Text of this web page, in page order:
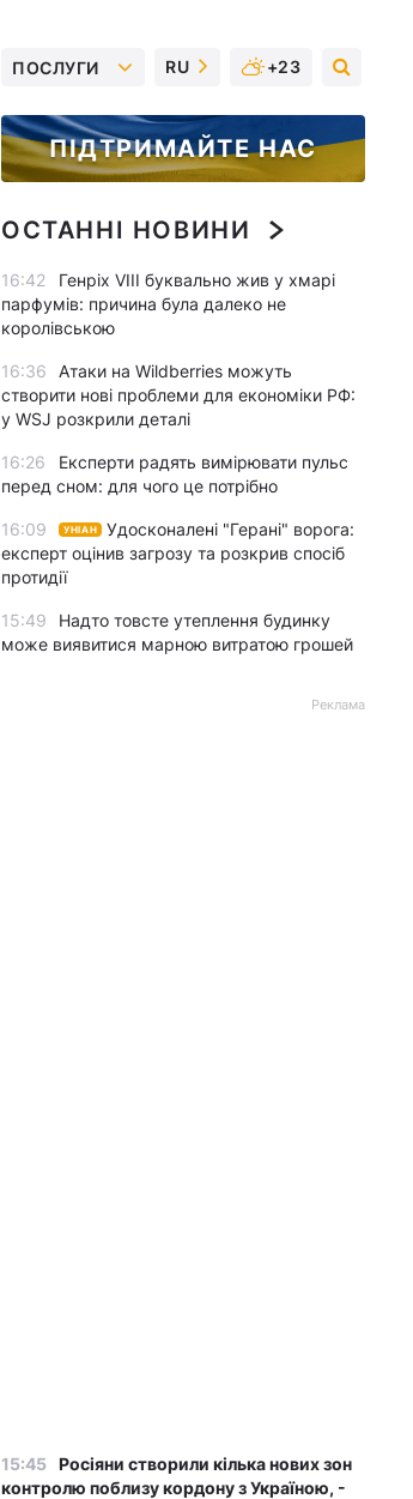
ПОСЛУГИ RU +23
ПІДТРИМАЙТЕ НАС
ОСТАННІ НОВИНИ
16:42
Генріх VIII буквально жив у хмарі
парфумів: причина була далеко не
королівською
16:36
Атаки на Wildberries можуть
створити нові проблеми для економіки РФ:
у WSJ розкрили деталі
16:26
Експерти радять вимірювати пульс
перед сном: для чого це потрібно
16:09 УНІАН
Удосконалені "Герані" ворога:
експерт оцінив загрозу та розкрив спосіб
протидії
15:49
Надто товсте утеплення будинку
може виявитися марною витратою грошей
Реклама
15:45 Росіяни створили кілька нових зон
контролю поблизу кордону з Україною, -